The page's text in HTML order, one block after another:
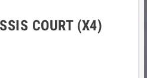
COURT (X4)